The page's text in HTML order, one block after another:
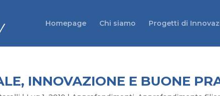
Homepage Chi siamo Progetti di
INNOVAZIONE E BUONE